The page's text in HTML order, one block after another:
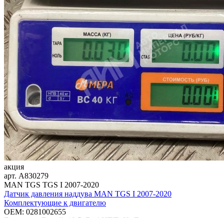
акция
арт. A830279
MAN TGS TGS I 2007-2020
Датчик давления наддува MAN TGS I 2007-2020
Комплектующие к двигателю
OEM: 0281002655